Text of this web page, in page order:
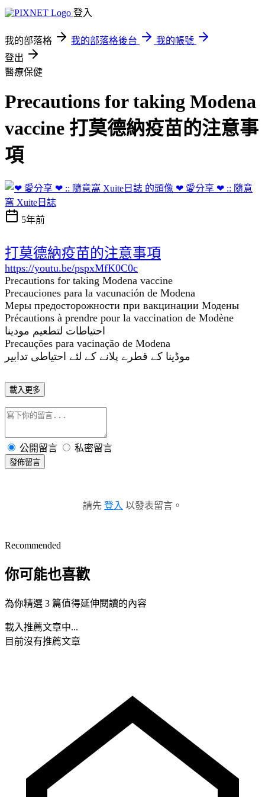
登入
我的部落格 我的部落格後台
我的帳號
登出
醫療保健
Precautions for taking Modena
vaccine 打莫德納疫苗的注意事
項
❤ 愛分享 ❤ :: 隨意
窩 Xuite日誌
5年前
打莫德納疫苗的注意事項
https://youtu.be/pspxMfK0C0c
Precautions for taking Modena vaccine
Precauciones para la vacunación de Modena
Меры предосторожности при вакцинации Модены
Précautions à prendre pour la vaccination de Modène
احتياطات لتطعيم مودينا
Precauções para vacinação de Modena
موڈینا کے قطرے پلانے کے لئے احتیاطی تدابیر
載入更多
公開留言 私密留言
發佈留言
請先 登入 以發表留言。
Recommended
你可能也喜歡
為你精選 3 篇值得延伸閱讀的內容
載入推薦文章中...
目前沒有推薦文章